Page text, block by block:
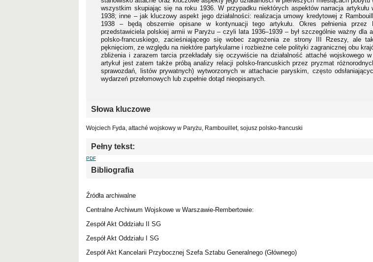
wszystkim skupiając się na roku 1936. W przypadku niektórych aspektów narracja artykułu
1938; inne – jak kluczowy aspekt jego działalności: realizacja umowy kredytowej z
1938 – będą obszernie opisane w kontynuacji tego artykułu. Okres pełnienia przez
przedstawiciela polskiej armii w Paryżu – czyli lata 1936–1939 – był szczególnie ważny dla
polsko-francuskiego, zacieśniającego się wobec zagrożenia ze strony III Rzeszy, ale
pęknięciom, ze względu na niektóre partykularne i rozbieżne cele polityki zagranicznej obu
zbliżenia i zarazem tarcia przekładały się oczywiście na działalność attaché wojskowego
artykuł jest zatem także próbą analizy relacji polsko-francuskich przez pryzmat
sprawozdań, listów prywatnych) wytworzonych w attachacie paryskim, często
wydarzeń przełomowych lub zupełnie dotąd nieopisanych.
Słowa kluczowe
Wojciech Fyda, attaché wojskowy w Paryżu, Rambouillet, sojusz polsko-francuski
Pełny tekst:
PDF
Bibliografia
Źródła archiwalne
Centralne Archiwum Wojskowe w Warszawie-Rembertowie:
Zespół Akt Oddziału II SG
Zespół Akt Oddziału I SG
Zespół Akt Kancelarii Przybocznej Szefa Sztabu Generalnego (Głównego)